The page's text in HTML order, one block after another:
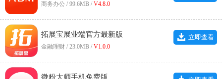
商务办公 / 99.6MB / V4.8.0
拓展宝展业端官方最新版
金融理财 / 23.0MB / V1.0.0
立即查看
微粉大师手机免费版